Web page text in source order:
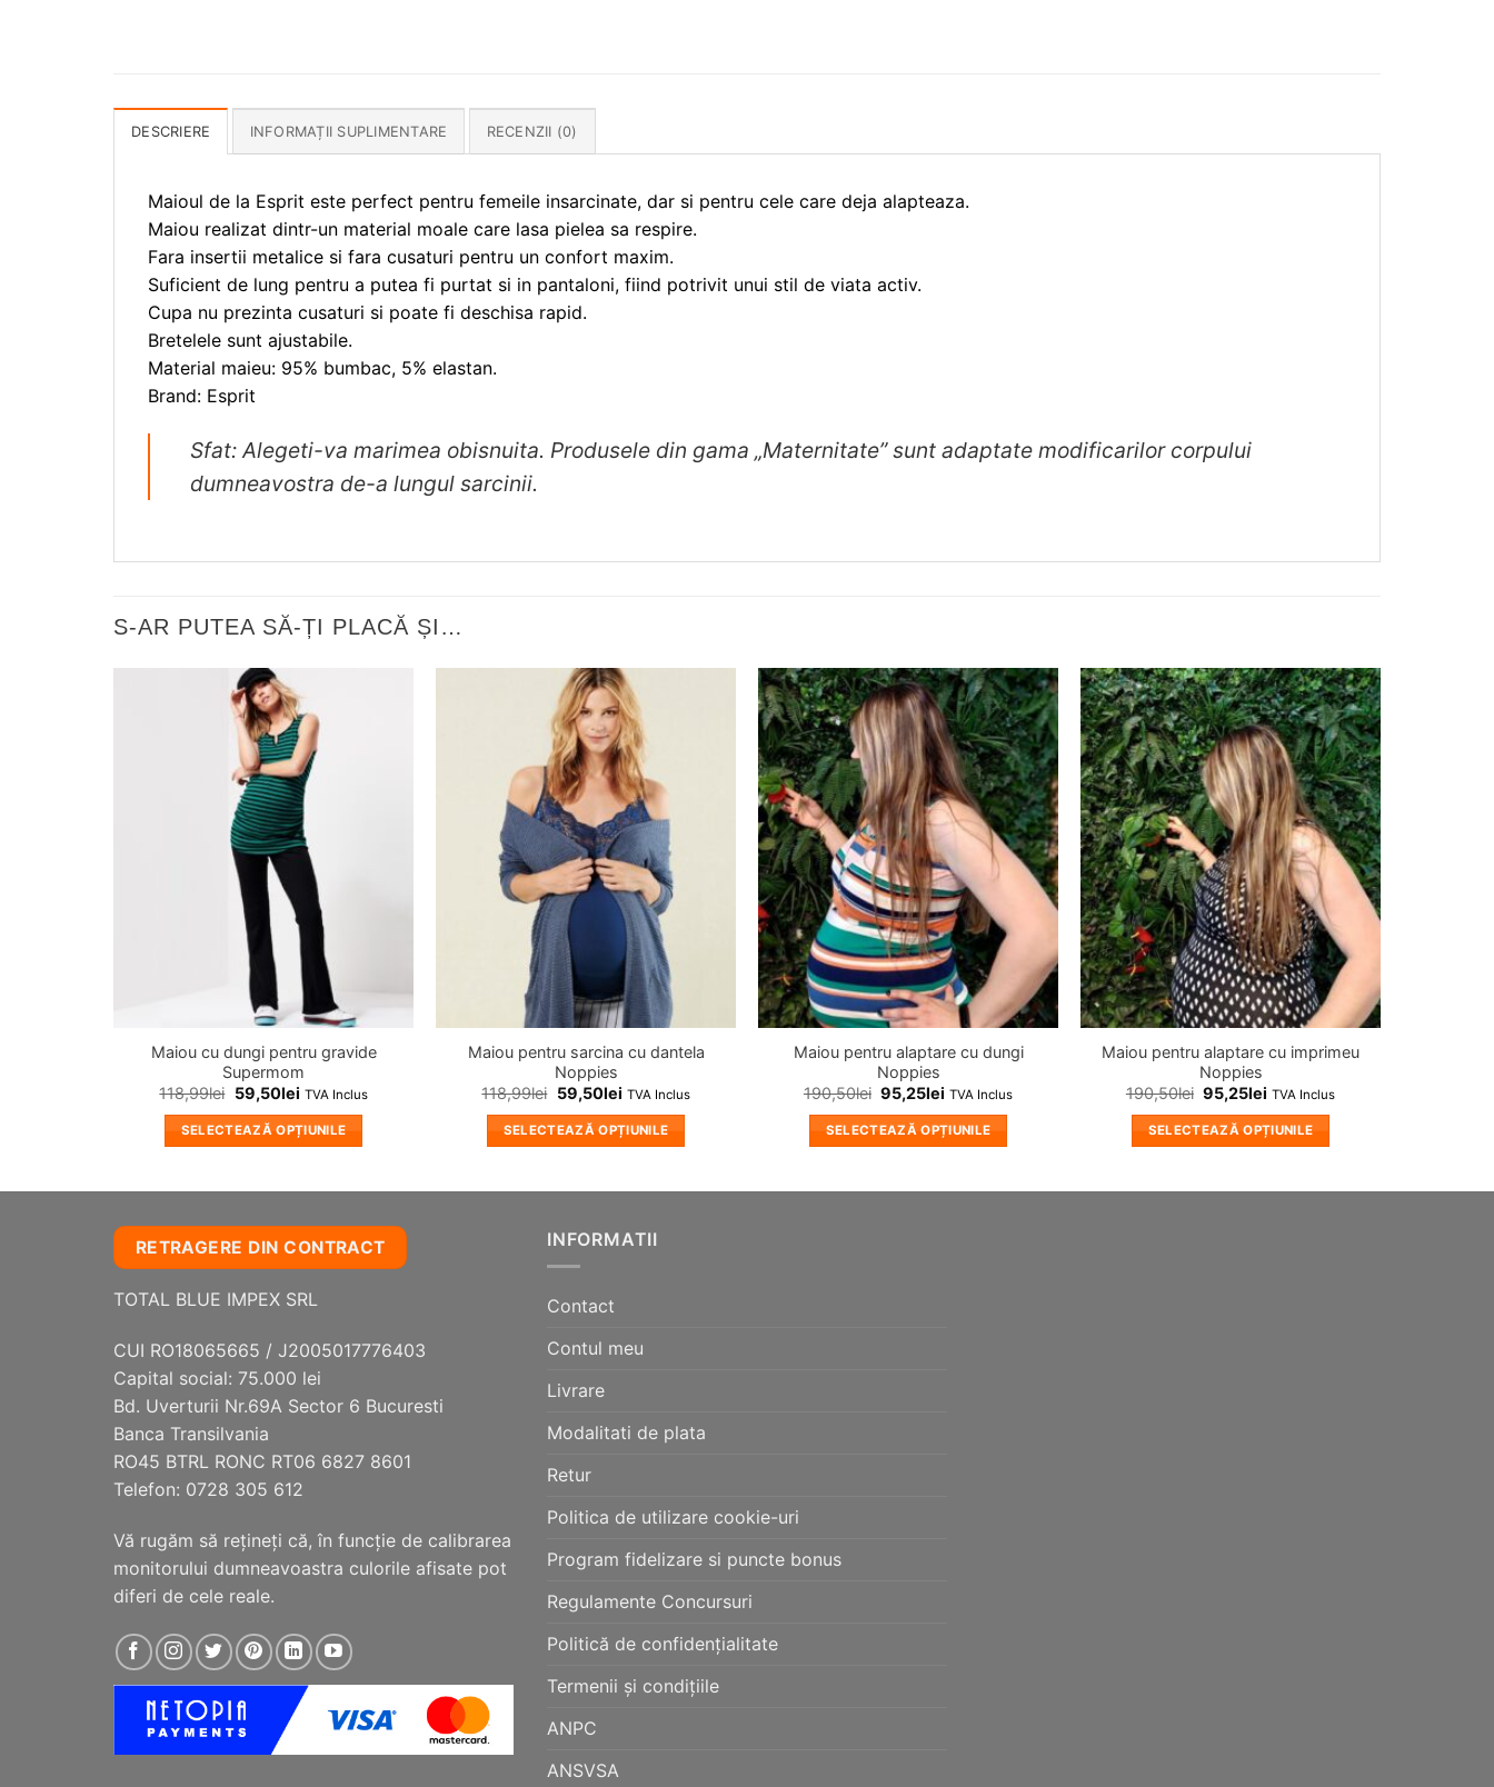
DESCRIERE INFORMAȚII SUPLIMENTARE RECENZII (0)
Maioul de la Esprit este perfect pentru femeile insarcinate, dar si pentru cele care deja alapteaza.
Maiou realizat dintr-un material moale care lasa pielea sa respire.
Fara insertii metalice si fara cusaturi pentru un confort maxim.
Suficient de lung pentru a putea fi purtat si in pantaloni, fiind potrivit unui stil de viata activ.
Cupa nu prezinta cusaturi si poate fi deschisa rapid.
Bretelele sunt ajustabile.
Material maieu: 95% bumbac, 5% elastan.
Brand: Esprit
Sfat: Alegeti-va marimea obisnuita. Produsele din gama „Maternitate” sunt adaptate modificarilor corpului
dumneavostra de-a lungul sarcinii.
S-AR PUTEA SĂ-ȚI PLACĂ ȘI…
Maiou cu dungi pentru gravide
Supermom
118,99lei 59,50lei TVA Inclus
SELECTEAZĂ OPȚIUNILE
Opțiunile
fi
alese
în
pagina
produsului.
Maiou pentru sarcina cu dantela
Noppies
118,99lei 59,50lei TVA Inclus
SELECTEAZĂ OPȚIUNILE
mai
Opțiunile
pot
alese
pagina
❤
Adauga
in
wishlist!
Maiou pentru alaptare cu dungi
Noppies
190,50lei 95,25lei TVA Inclus
SELECTEAZĂ OPȚIUNILE
❤
Adauga
in
wishlist!
Maiou pentru alaptare cu imprimeu
Noppies
190,50lei 95,25lei TVA Inclus
SELECTEAZĂ OPȚIUNILE
RETRAGERE DIN CONTRACT
TOTAL BLUE IMPEX SRL
CUI RO18065665 / J2005017776403
Capital social: 75.000 lei
Bd. Uverturii Nr.69A Sector 6 Bucuresti
Banca Transilvania
RO45 BTRL RONC RT06 6827 8601
Telefon: 0728 305 612
Vă rugăm să reţineţi că, în funcţie de calibrarea
monitorului dumneavoastra culorile afisate pot
diferi de cele reale.
INFORMATII
Contact
Contul meu
Livrare
Modalitati de plata
Retur
Politica de utilizare cookie-uri
Program fidelizare si puncte bonus
Regulamente Concursuri
Politică de confidențialitate
Termenii și condițiile
ANPC
ANSVSA